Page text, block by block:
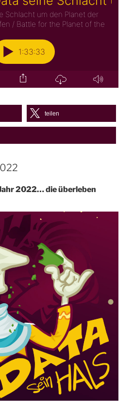
teilen
2022… die überleben